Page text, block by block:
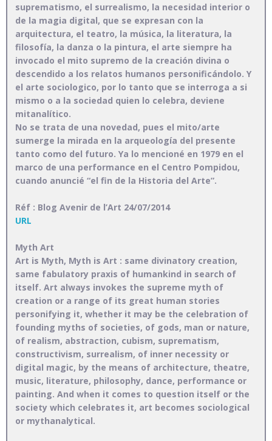
suprematismo, el surrealismo, la necesidad interior o
de la magia digital, que se expresan con la
arquitectura, el teatro, la música, la literatura, la
filosofía, la danza o la pintura, el arte siempre ha
invocado el mito supremo de la creación divina o
descendido a los relatos humanos personificándolo. Y
el arte sociologico, por lo tanto que se interroga a si
mismo o a la sociedad quien lo celebra, deviene
mitanalítico.
No se trata de una novedad, pues el mito/arte
sumerge la mirada en la arqueología del presente
tanto como del futuro. Ya lo mencioné en 1979 en el
marco de una performance en el Centro Pompidou,
cuando anuncié “el fin de la Historia del Arte”.
Réf : Blog Avenir de l’Art 24/07/2014
URL
Myth Art
Art is Myth, Myth is Art : same divinatory creation,
same fabulatory praxis of humankind in search of
itself. Art always invokes the supreme myth of
creation or a range of its great human stories
personifying it, whether it may be the celebration of
founding myths of societies, of gods, man or nature,
of realism, abstraction, cubism, suprematism,
constructivism, surrealism, of inner necessity or
digital magic, by the means of architecture, theatre,
music, literature, philosophy, dance, performance or
painting. And when it comes to question itself or the
society which celebrates it, art becomes sociological
or mythanalytical.